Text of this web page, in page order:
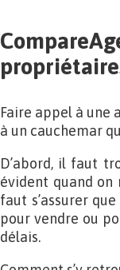
Faire appel à une
à un cauchemar
D’abord, il faut
évident quand on
faut s’assurer
pour vendre ou
délais.